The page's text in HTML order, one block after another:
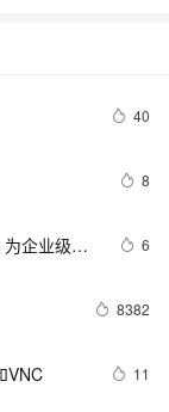
40
8
为企业级客
6
8382
VNC 11